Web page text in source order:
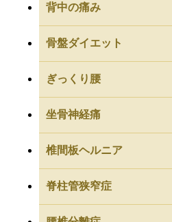
背中の痛み
骨盤ダイエット
ぎっくり腰
坐骨神経痛
椎間板ヘルニア
脊柱管狭窄症